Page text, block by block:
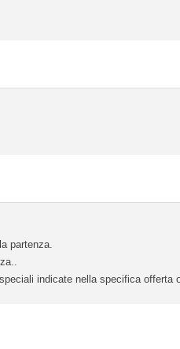
partenza.
indicate nella specifica offerta